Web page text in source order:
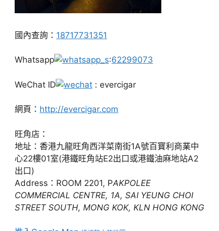
國內查詢： 18717731351
Whatsapp :62299073
WeChat ID : evercigar
網頁： http://evercigar.com
旺角店：
地址：香港九龍旺角西洋菜南街1A號百寶利商業中
心22樓01室(港鐵旺角站E2出口或港鐵油麻地站A2
出口)
Address：ROOM 2201, PAKPOLEE
COMMERCIAL CENTRE, 1A, SAI YEUNG CHOI
STREET SOUTH, MONG KOK, KLN HONG KONG